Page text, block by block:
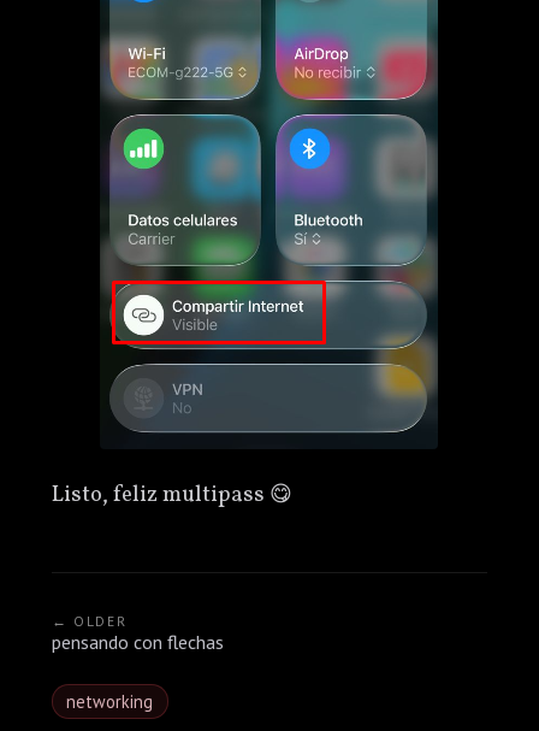
Listo, feliz multipass 😋
← OLDER
pensando con flechas
networking